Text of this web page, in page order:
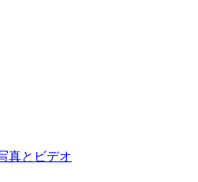
真とビデオ